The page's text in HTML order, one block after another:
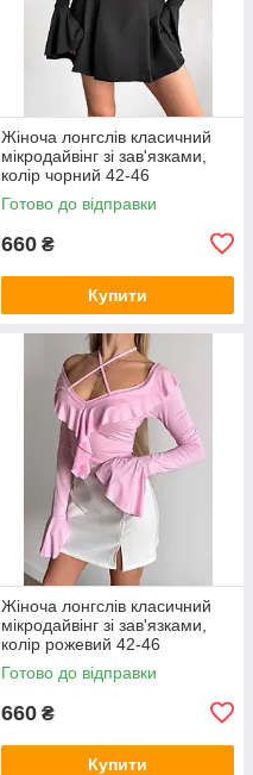
Жіноча лонгслів класичний
мікродайвінг зі зав'язками,
колір чорний 42-46
Готово до відправки
660 ₴
Купити
Жіноча лонгслів класичний
мікродайвінг зі зав'язками,
колір рожевий 42-46
Готово до відправки
660 ₴
Купити